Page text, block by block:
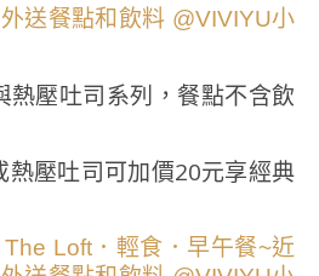
熱壓吐司系列，餐點不含飲
熱壓吐司可加價20元享經典